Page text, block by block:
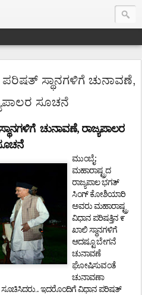
ಸ್ಥಾನಗಳಿಗೆ ಚುನಾವಣೆ,
ಸೂಚನೆ
ಸ್ಥಾನಗಳಿಗೆ ಚುನಾವಣೆ, ರಾಜ್ಯಪಾಲರ
ಮುಂಬೈ:
ಮಹಾರಾಷ್ಟ್ರದ
ರಾಜ್ಯಪಾಲ ಭಗತ್
ಸಿಂಗ್ ಕೋಶಿಯಾರಿ
ಅವರು ಮಹಾರಾಷ್ಟ್ರ
ವಿಧಾನ ಪರಿಷತ್ತಿನ ೯
ಖಾಲಿ ಸ್ಥಾನಗಳಿಗೆ
ಆದಷ್ಟೂ ಬೇಗನೆ
ಚುನಾವಣೆ
ಘೋಷಿಸುವಂತೆ
ಚುನಾವಣಾ
ಸೂಚಿಸಿದರು.. ಇದರೊಂದಿಗೆ ವಿಧಾನ ಪರಿಷತ್